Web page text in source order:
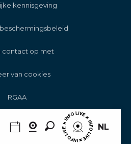
Zoek op NL
kennisgeving
contact op met
van cookies
RGAA